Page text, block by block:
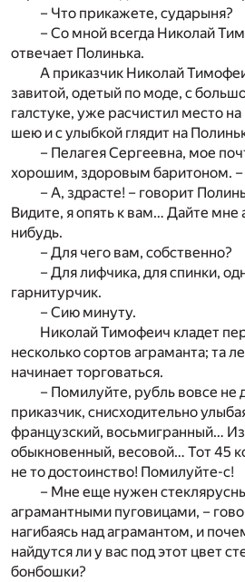
– Что прикажете, сударыня?
– Со мной всегда Николай
отвечает Полинька.
А приказчик Николай
завитой, одетый по моде, с
галстуке, уже расчистил место
шею и с улыбкой глядит на
– Пелагея Сергеевна, мое
хорошим, здоровым баритоном.
– А, здрасте! – говорит
Видите, я опять к вам… Дайте мне
нибудь.
– Для чего вам, собственно?
– Для лифчика, для спинки,
гарнитурчик.
– Сию минуту.
Николай Тимофеич кладет
несколько сортов аграманта; та
начинает торговаться.
– Помилуйте, рубль вовсе не
приказчик, снисходительно
французский, восьмигранный…
обыкновенный, весовой… Тот 45
не то достоинство! Помилуйте-с!
– Мне еще нужен
аграмантными пуговицами, –
нагибаясь над аграмантом, и
найдутся ли у вас под этот цвет
бонбошки?